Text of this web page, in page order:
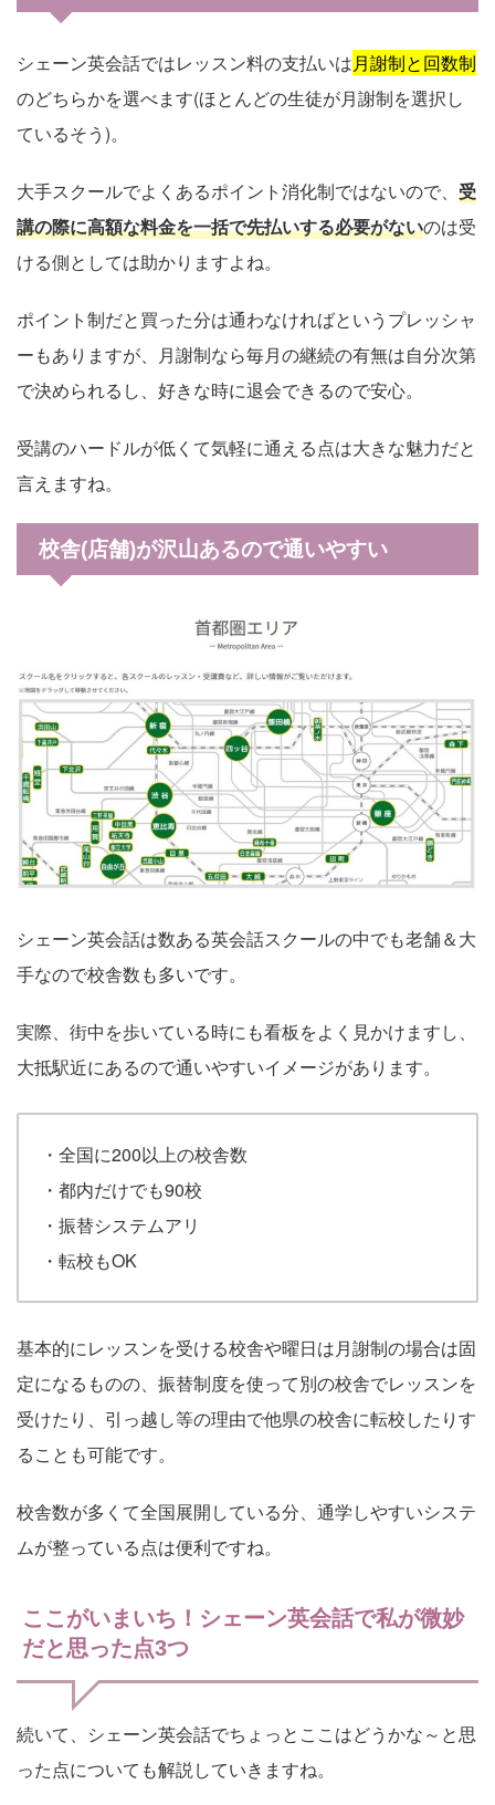
シェーン英会話ではレッスン料の支払いは月謝制と回数制
のどちらかを選べます(ほとんどの生徒が月謝制を選択し
ているそう)。
大手スクールでよくあるポイント消化制ではないので、 受
講の際に高額な料金を一括で先払いする必要がないのは受
ける側としては助かりますよね。
ポイント制だと買った分は通わなければというプレッシャ
ーもありますが、月謝制なら毎月の継続の有無は自分次第
で決められるし、好きな時に退会できるので安心。
受講のハードルが低くて気軽に通える点は大きな魅力だと
言えますね。
校舎(店舗)が沢山あるので通いやすい
シェーン英会話は数ある英会話スクールの中でも老舗＆大
手なので校舎数も多いです。
実際、街中を歩いている時にも看板をよく見かけますし、
大抵駅近にあるので通いやすいイメージがあります。
・全国に200以上の校舎数
・都内だけでも90校
・振替システムアリ
・転校もOK
基本的にレッスンを受ける校舎や曜日は月謝制の場合は固
定になるものの、振替制度を使って別の校舎でレッスンを
受けたり、引っ越し等の理由で他県の校舎に転校したりす
ることも可能です。
校舎数が多くて全国展開している分、通学しやすいシステ
ムが整っている点は便利ですね。
ここがいまいち！シェーン英会話で私が微妙
だと思った点3つ
続いて、シェーン英会話でちょっとここはどうかな～と思
った点についても解説していきますね。